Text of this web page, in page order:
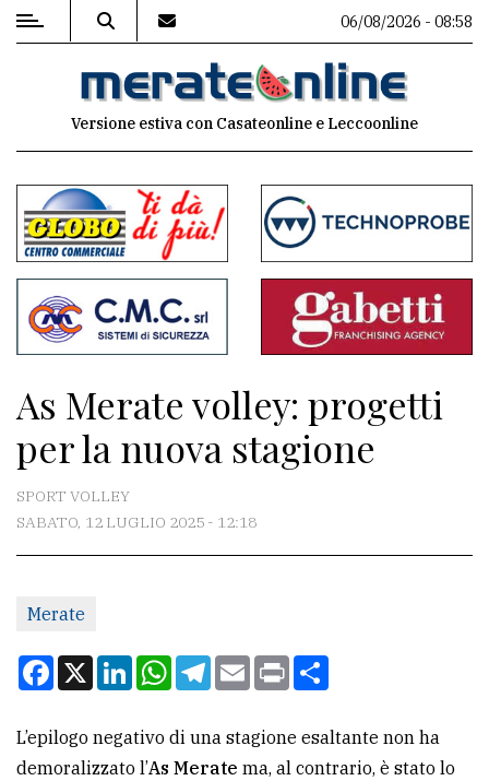
MENU
commenti
Contenuti
del
sito
Associazioni
Meteo
redazione
Scrivici
la
tua
06/08/2026 - 08:58
Versione estiva con Casateonline e Leccoonline
As Merate volley: progetti
per la nuova stagione
SPORT VOLLEY
SABATO, 12 LUGLIO 2025 - 12:18
Merate
Facebook
X LinkedInWhatsApp
Telegram
EmailPrint
L’epilogo negativo di una stagione esaltante non ha
demoralizzato l’As Merate ma, al contrario, è stato lo